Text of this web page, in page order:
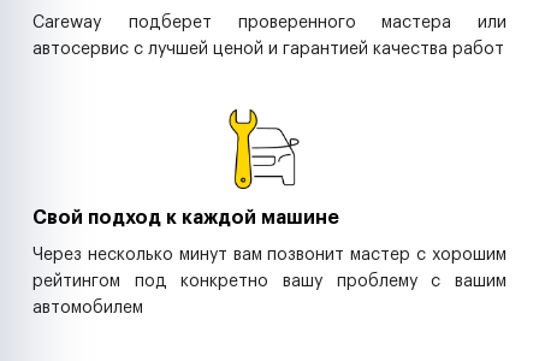
Careway подберет проверенного мастера или
автосервис с лучшей ценой и гарантией качества работ
Свой подход к каждой машине
Через несколько минут вам позвонит мастер с хорошим
рейтингом под конкретно вашу проблему с вашим
автомобилем